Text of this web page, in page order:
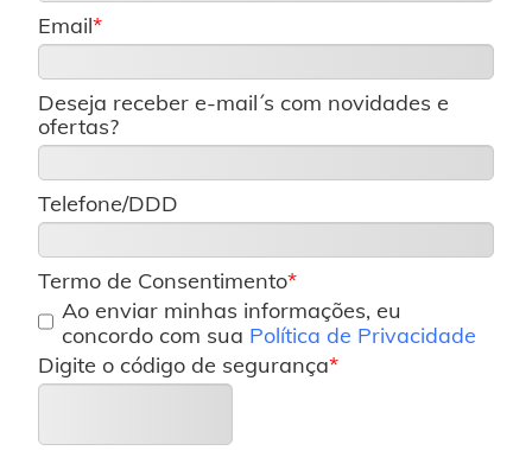
Email
Deseja receber e-mail´s com novidades e
ofertas?
Telefone/DDD
Termo de Consentimento
Ao enviar minhas informações, eu
concordo com sua Política de Privacidade
Digite o código de segurança